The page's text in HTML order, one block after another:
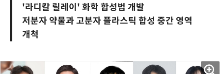
'라디칼 릴레이' 화학 합성법 개발
저분자 약물과 고분자 플라스틱 합성 중간 영역
개척